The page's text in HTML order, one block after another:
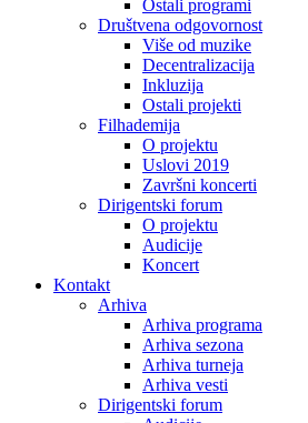
Ostali programi
Društvena odgovornost
Više od muzike
Decentralizacija
Inkluzija
Ostali projekti
Filhademija
O projektu
Uslovi 2019
Završni koncerti
Dirigentski forum
O projektu
Audicije
Koncert
Kontakt
Arhiva
Arhiva programa
Arhiva sezona
Arhiva turneja
Arhiva vesti
Dirigentski forum